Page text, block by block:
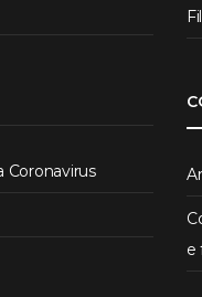
Coronavirus
e